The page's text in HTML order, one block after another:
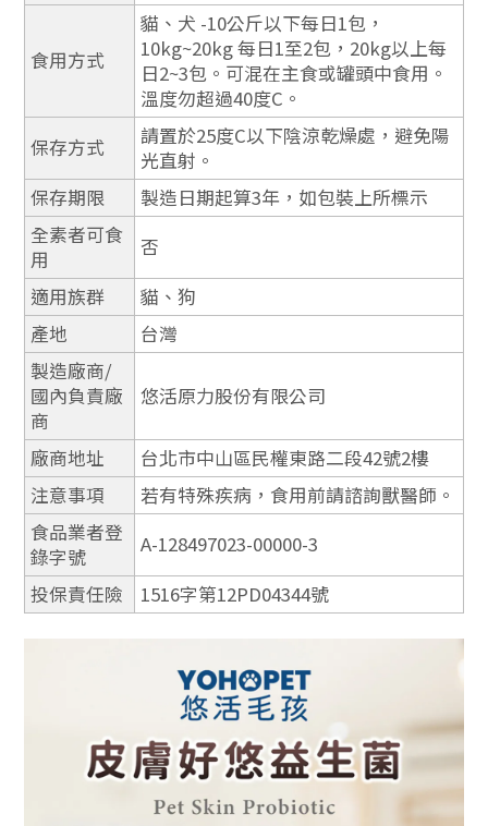
食用方式
貓、犬 -10公斤以下每日1包，
10kg~20kg 每日1至2包，20kg以上每
日2~3包。可混在主食或罐頭中食用。
溫度勿超過40度C。
保存方式
請置於25度C以下陰涼乾燥處，避免陽
光直射。
保存期限
製造日期起算3年，如包裝上所標示
全素者可食
用
否
適用族群
貓、狗
產地
台灣
製造廠商/
國內負責廠
商
悠活原力股份有限公司
廠商地址
台北市中山區民權東路二段42號2樓
注意事項
若有特殊疾病，食用前請諮詢獸醫師。
食品業者登
錄字號
A-128497023-00000-3
投保責任險
1516字第12PD04344號